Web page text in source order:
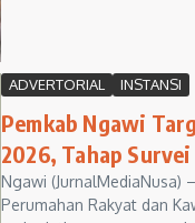
ADVERTORIAL INSTANSI
Pemkab Ngawi
2026, Tahap
Ngawi (JurnalMediaNusa)
Perumahan Rakyat dan